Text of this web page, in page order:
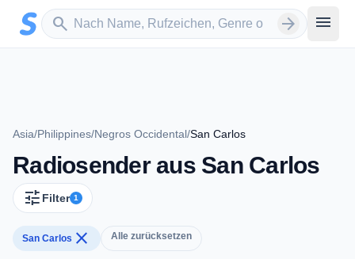
Zum Hauptinhalt springen
search
Sender suchen arrow_forward menu
Asia/Philippines/Negros Occidental/San Carlos
Radiosender aus San Carlos
tune Filter 1
San Carlos close Alle zurücksetzen